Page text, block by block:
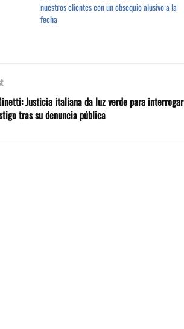
nuestros clientes con un obsequio alusivo a la
fecha
Justicia italiana da luz verde para interrogar
tras su denuncia pública